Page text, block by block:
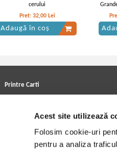
Acest site utilizează
Folosim cookie-uri
pentru a analiza
cerului
Pret: 32,00 Lei
Adaugă în coș
Printre Carti
Cele mai căutate cărți
Blog Printre Carti